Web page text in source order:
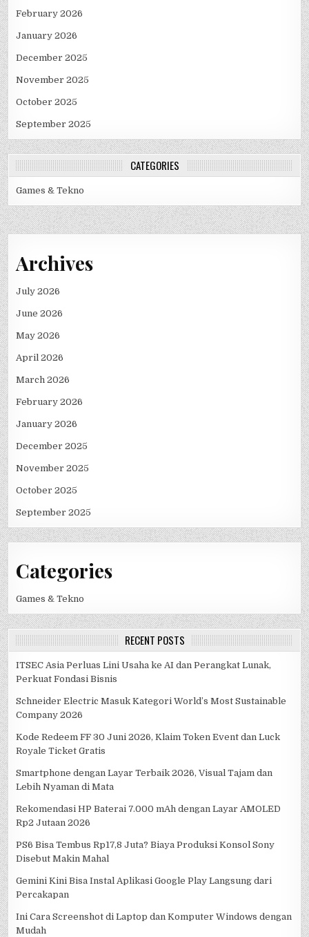
February 2026
January 2026
December 2025
November 2025
October 2025
September 2025
CATEGORIES
Games & Tekno
Archives
July 2026
June 2026
May 2026
April 2026
March 2026
February 2026
January 2026
December 2025
November 2025
October 2025
September 2025
Categories
Games & Tekno
RECENT POSTS
ITSEC Asia Perluas Lini Usaha ke AI dan Perangkat Lunak,
Perkuat Fondasi Bisnis
Schneider Electric Masuk Kategori World’s Most Sustainable
Company 2026
Kode Redeem FF 30 Juni 2026, Klaim Token Event dan Luck
Royale Ticket Gratis
Smartphone dengan Layar Terbaik 2026, Visual Tajam dan
Lebih Nyaman di Mata
Rekomendasi HP Baterai 7.000 mAh dengan Layar AMOLED
Rp2 Jutaan 2026
PS6 Bisa Tembus Rp17,8 Juta? Biaya Produksi Konsol Sony
Disebut Makin Mahal
Gemini Kini Bisa Instal Aplikasi Google Play Langsung dari
Percakapan
Ini Cara Screenshot di Laptop dan Komputer Windows dengan
Mudah